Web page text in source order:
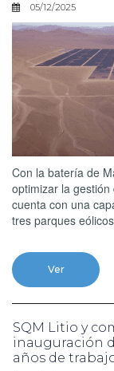
05/12/2025
Con la batería de
optimizar la
cuenta con una
tres parques
Ver
SQM Litio y
inauguración
años de